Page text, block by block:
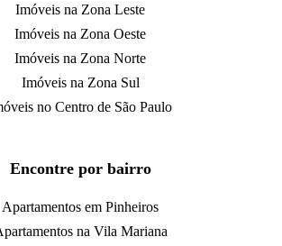
Imóveis na Zona Leste
Imóveis na Zona Oeste
Imóveis na Zona Norte
Imóveis na Zona Sul
no Centro de São Paulo
Encontre por bairro
Apartamentos em Pinheiros
na Vila Mariana